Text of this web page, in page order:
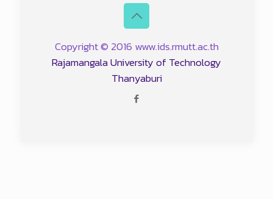
Copyright © 2016 www.ids.rmutt.ac.th
Rajamangala University of Technology
Thanyaburi